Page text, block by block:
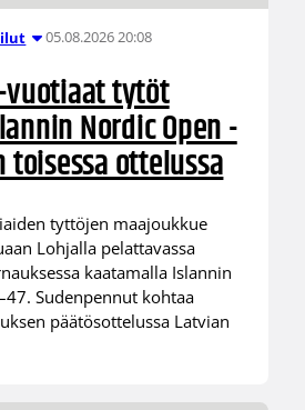
05.08.2026 20:08
vuotiaat tytöt
Nordic Open -
ottelussa
tyttöjen maajoukkue
Lohjalla pelattavassa
kaatamalla Islannin
Sudenpennut kohtaa
päätösottelussa Latvian